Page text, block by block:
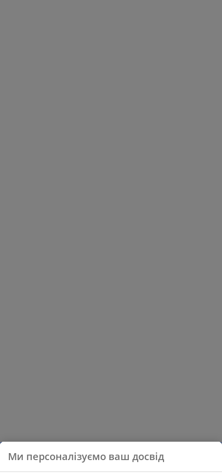
Ми персоналізуємо ваш досвід